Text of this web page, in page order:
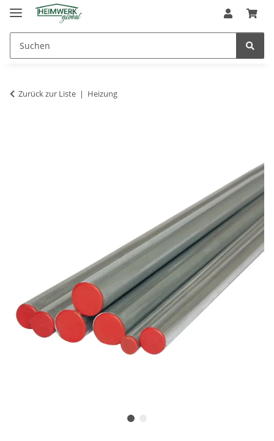
Zurück zur Liste Heizung